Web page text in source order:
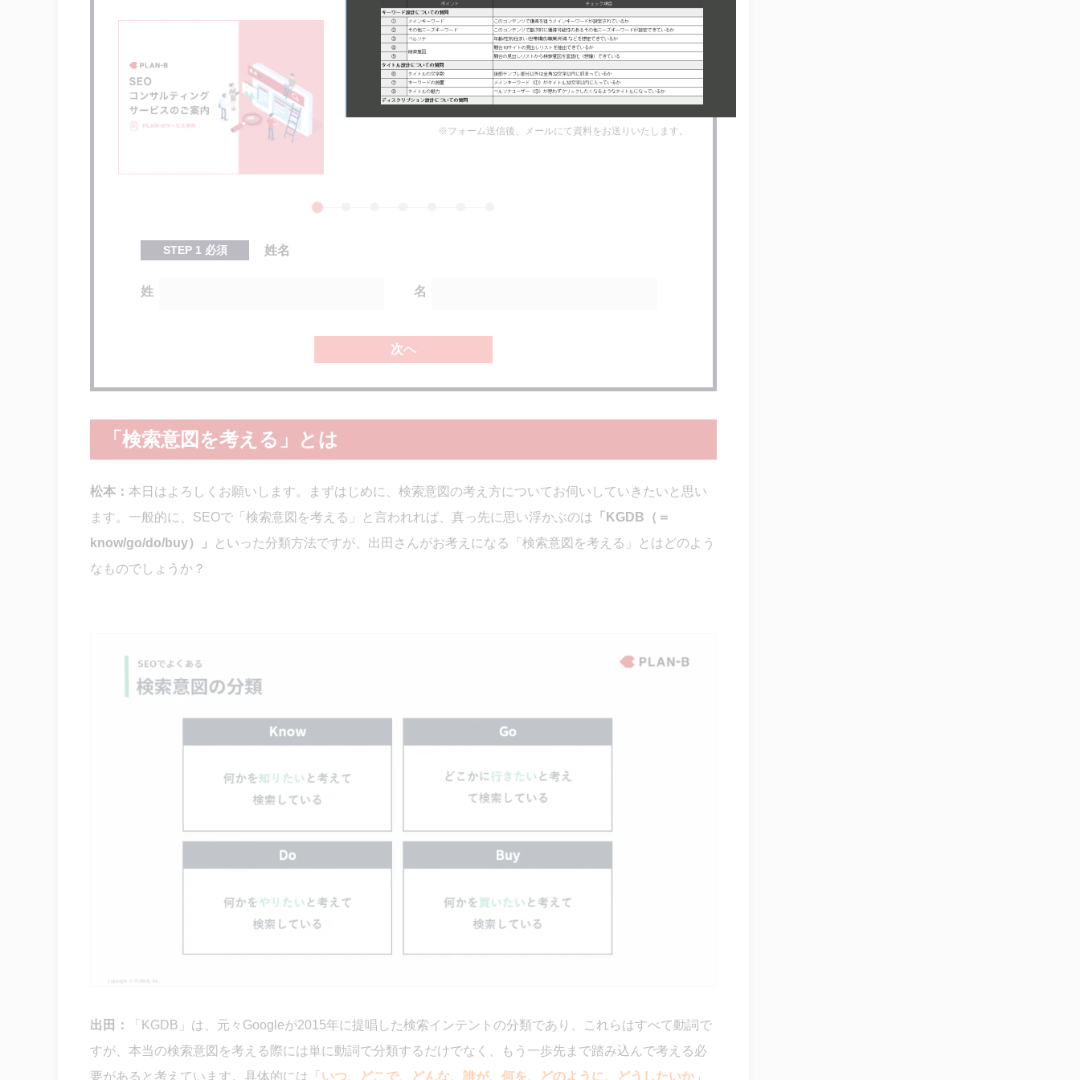
SEOサービスのご案内
専属のコンサルタントが貴社Webサイトの課題発見から解決策の立案を行
い、検索エンジンからの自然検索流入数向上のお手伝いをいたします。
※フォーム送信後、メールにて資料をお送りいたします。
STEP 1 必須 姓名
姓 名
次へ
「検索意図を考える」とは
松本： 本日はよろしくお願いします。まずはじめに、検索意図の考え方についてお伺いしていきたいと思い
ます。一般的に、SEOで「検索意図を考える」と言われれば、真っ先に思い浮かぶのは
「KGDB（＝
know/go/do/buy）」
といった分類方法ですが、出田さんがお考えになる「検索意図を考える」とはどのよう
なものでしょうか？
出田：
「KGDB」は、元々Googleが2015年に提唱した検索インテントの分類であり、これらはすべて動詞で
すが、本当の検索意図を考える際には単に動詞で分類するだけでなく、もう一歩先まで踏み込んで考える必
要があると考えています。具体的には「 いつ、どこで、どんな、誰が、何を、どのように、どうしたいか 」